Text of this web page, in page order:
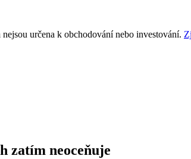
určena k obchodování nebo investování.
zatím neoceňuje